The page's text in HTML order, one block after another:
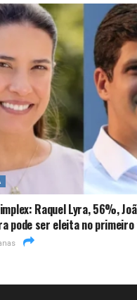
Raquel Lyra, 56%,
pode ser eleita no